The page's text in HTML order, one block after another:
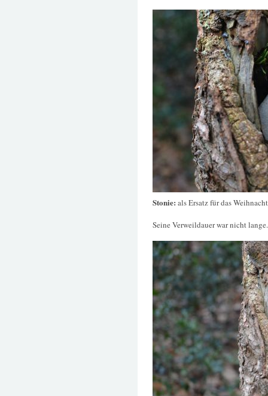
Stonie: als Ersatz für das
Seine Verweildauer war nicht lange.